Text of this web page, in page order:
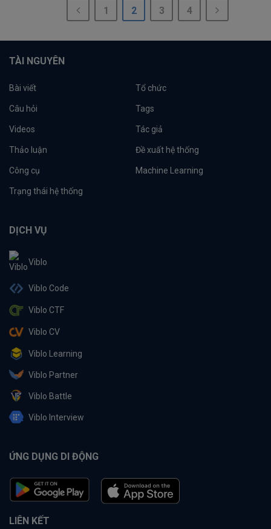
1 2 3 4
TÀI NGUYÊN
Bài viết Tổ chức
Câu hỏi Tags
Videos Tác giả
Thảo luận Đề xuất hệ thống
Công cụ Machine Learning
Trạng thái hệ thống
DỊCH VỤ
Viblo
Viblo Code
Viblo CTF
Viblo CV
Viblo Learning
Viblo Partner
Viblo Battle
Viblo Interview
ỨNG DỤNG DI ĐỘNG
LIÊN KẾT